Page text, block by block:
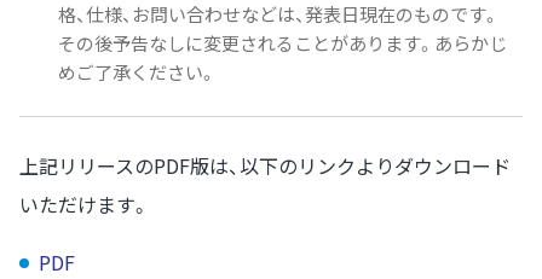
格、仕様、お問い合わせなどは、発表日現在のものです。
その後予告なしに変更されることがあります。あらかじ
めご了承ください。
上記リリースのPDF版は、以下のリンクよりダウンロード
いただけます。
PDF